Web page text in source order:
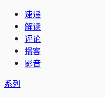
速递
解读
评论
播客
影音
系列